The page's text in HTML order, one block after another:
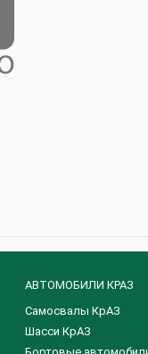
АВТОМОБИЛИ КРАЗ
Самосвалы КрАЗ
Шасси КрАЗ